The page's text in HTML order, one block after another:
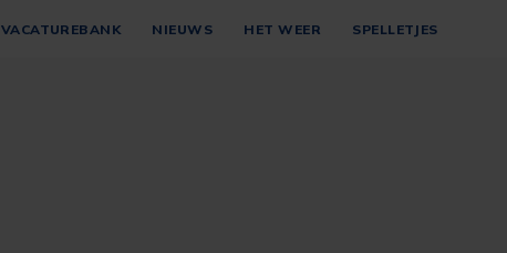
VACATUREBANK NIEUWS HET WEER SPELLETJES